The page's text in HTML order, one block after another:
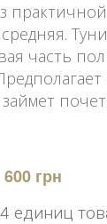
часть
600 грн
единиц